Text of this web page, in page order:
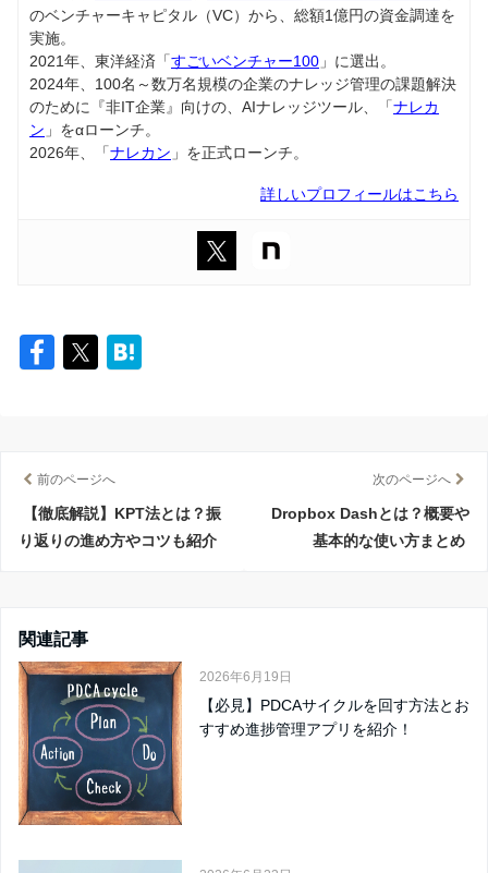
のベンチャーキャピタル（VC）から、総額1億円の資金調達を
実施。
2021年、東洋経済「すごいベンチャー100 」に選出。
2024年、100名～数万名規模の企業のナレッジ管理の課題解決
のために『非IT企業』向けの、AIナレッジツール、「ナレカ
ン 」をαローンチ。
2026年、「ナレカン 」を正式ローンチ。
詳しいプロフィールはこちら
前のページへ
【徹底解説】KPT法とは？振
り返りの進め方やコツも紹介
次のページへ
Dropbox Dashとは？概要や
基本的な使い方まとめ
関連記事
2026年6月19日
【必見】PDCAサイクルを回す方法とお
すすめ進捗管理アプリを紹介！